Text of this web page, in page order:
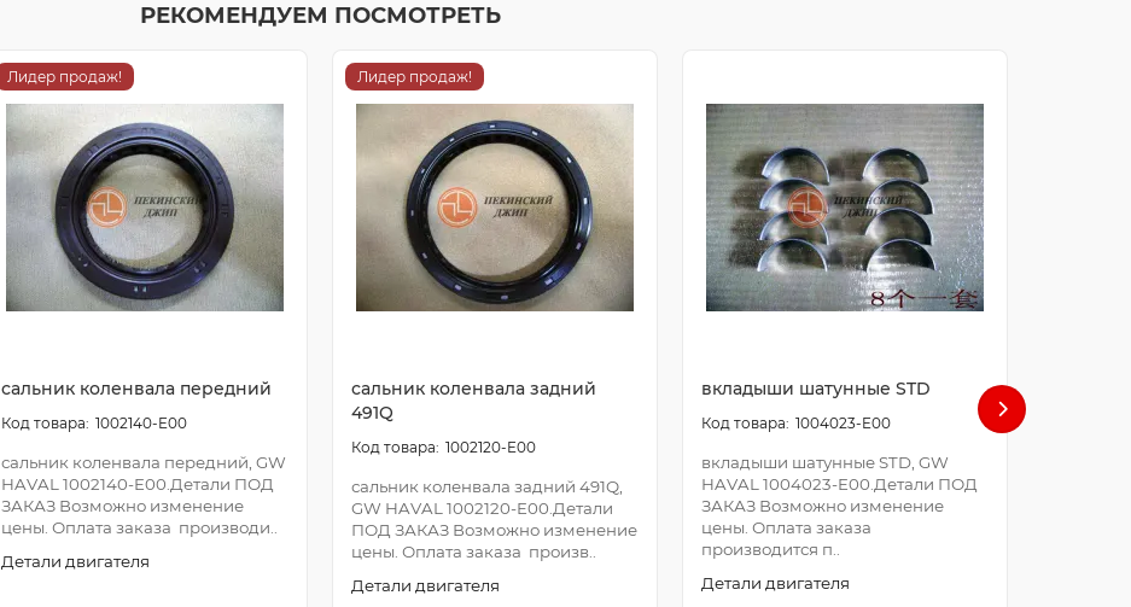
РЕКОМЕНДУЕМ ПОСМОТРЕТЬ
Лидер продаж!
сальник коленвала передний
1002140-E00
сальник коленвала передний, GW
HAVAL 1002140-E00.Детали ПОД
ЗАКАЗ Возможно изменение
цены. Оплата заказа производи..
Детали двигателя
Лидер продаж!
сальник коленвала задний
491Q
1002120-E00
сальник коленвала задний 491Q,
GW HAVAL 1002120-E00.Детали
ПОД ЗАКАЗ Возможно изменение
цены. Оплата заказа произв..
Детали двигателя
вкладыши шатунные STD
1004023-E00
вкладыши шатунные STD, GW
HAVAL 1004023-E00.Детали ПОД
ЗАКАЗ Возможно изменение
цены. Оплата заказа
производится п..
Детали двигателя